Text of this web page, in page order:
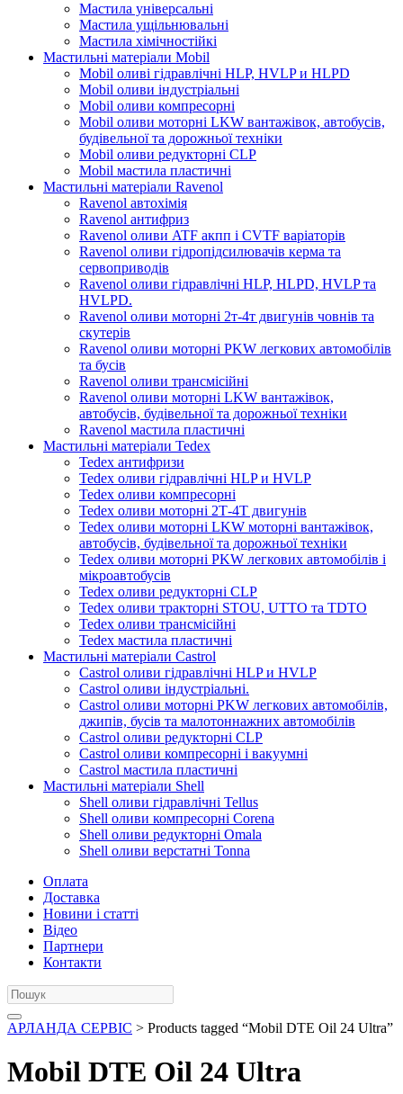
Мастила універсальні
Мастила ущільнювальні
Мастила хімічностійкі
Мастильні матеріали Mobil
Mobil оливі гідравлічні HLP, HVLP и HLPD
Mobil оливи індустріальні
Mobil оливи компресорні
Mobil оливи моторні LKW вантажівок, автобусів,
будівельної та дорожньої техніки
Mobil оливи редукторні CLP
Mobil мастила пластичні
Мастильні матеріали Ravenol
Ravenol автохімія
Ravenol антифриз
Ravenol оливи ATF акпп і CVTF варіаторів
Ravenol оливи гідропідсилювачів керма та
сервоприводів
Ravenol оливи гідравлічні HLP, HLPD, HVLP та
HVLPD.
Ravenol оливи моторні 2т-4т двигунів човнів та
скутерів
Ravenol оливи моторні PKW легкових автомобілів
та бусів
Ravenol оливи трансмісійні
Ravenol оливи моторні LKW вантажівок,
автобусів, будівельної та дорожньої техніки
Ravenol мастила пластичні
Мастильні матеріали Tedex
Tedex антифризи
Tedex оливи гідравлічні HLP и HVLP
Tedex оливи компресорні
Tedex оливи моторні 2Т-4Т двигунів
Tedex оливи моторні LKW моторні вантажівок,
автобусів, будівельної та дорожньої техніки
Tedex оливи моторні PKW легкових автомобілів і
мікроавтобусів
Tedex оливи редукторні CLP
Tedex оливи тракторні STOU, UTTO та TDTO
Tedex оливи трансмісійні
Tedex мастила пластичні
Мастильні матеріали Castrol
Castrol оливи гідравлічні HLP и HVLP
Castrol оливи індустріальні.
Castrol оливи моторні PKW легкових автомобілів,
джипів, бусів та малотоннажних автомобілів
Castrol оливи редукторні CLP
Castrol оливи компресорні і вакуумні
Castrol мастила пластичні
Мастильні матеріали Shell
Shell оливи гідравлічні Tellus
Shell оливи компресорні Corena
Shell оливи редукторні Omala
Shell оливи верстатні Tonna
Оплата
Доставка
Новини і статті
Відео
Партнери
Контакти
АРЛАНДА СЕРВІС > Products tagged “Mobil DTE Oil 24 Ultra”
Mobil DTE Oil 24 Ultra